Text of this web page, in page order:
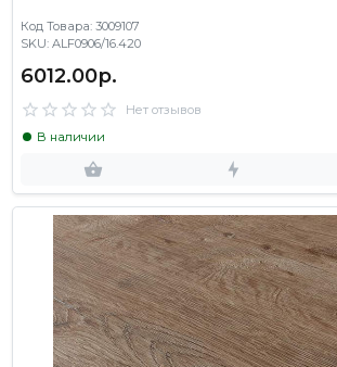
Код Товара: 3009107
SKU: ALF0906/16.420
6012.00р.
Нет отзывов
В наличии